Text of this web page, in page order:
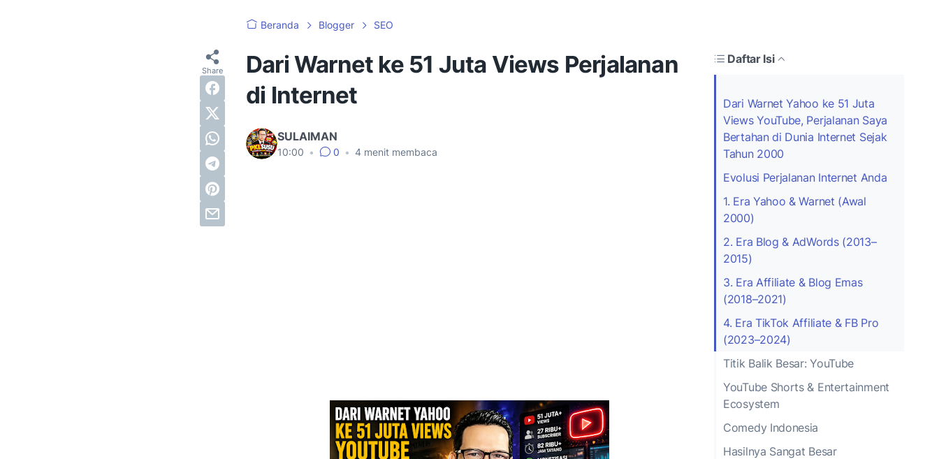
Beranda Blogger SEO
Dari Warnet ke 51 Juta Views Perjalanan
di Internet
SULAIMAN
10:00 • 0 • 4 menit membaca
Daftar Isi
Dari Warnet Yahoo ke 51 Juta
Views YouTube, Perjalanan Saya
Bertahan di Dunia Internet Sejak
Tahun 2000
Evolusi Perjalanan Internet Anda
1. Era Yahoo & Warnet (Awal
2000)
2. Era Blog & AdWords (2013–
2015)
3. Era Affiliate & Blog Emas
(2018–2021)
4. Era TikTok Affiliate & FB Pro
(2023–2024)
Titik Balik Besar: YouTube
YouTube Shorts & Entertainment
Ecosystem
Comedy Indonesia
Hasilnya Sangat Besar